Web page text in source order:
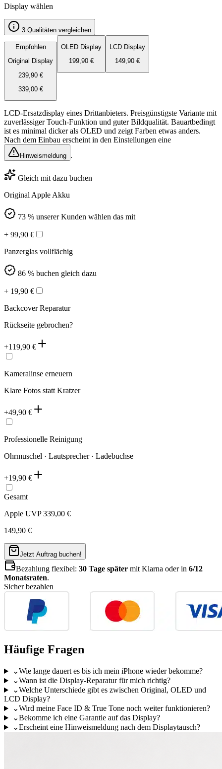
Display wählen
3 Qualitäten vergleichen
Empfohlen
Original Display
239,90€
339,00€
OLED Display
199,90 €
LCD Display
149,90 €
LCD-Ersatzdisplay eines Drittanbieters. Preisgünstigste Variante mit
zuverlässiger Touch-Funktion und guter Bildqualität. Bauartbedingt
ist es minimal dicker als OLED und zeigt Farben etwas anders.
Nach dem Einbau erscheint in den Einstellungen eine
Hinweismeldung .
Gleich mit dazu buchen
Original Apple Akku
73 % unserer Kunden wählen das mit
+ 99,90 €
Panzerglas vollflächig
86 % buchen gleich dazu
+ 19,90 €
Backcover Reparatur
Rückseite gebrochen?
+119,90 €
Kameralinse erneuern
Klare Fotos statt Kratzer
+49,90 €
Professionelle Reinigung
Ohrmuschel · Lautsprecher · Ladebuchse
+19,90 €
Gesamt
Apple UVP339,00 €
149,90 €
Jetzt Auftrag buchen!
Bezahlung flexibel: 30 Tage später mit Klarna oder in 6/12
Monatsraten.
Sicher bezahlen
Häufige Fragen
⌄Wie lange dauert es bis ich mein iPhone wieder bekomme?
⌄Wann ist die Display-Reparatur für mich richtig?
⌄Welche Unterschiede gibt es zwischen Original, OLED und
LCD Display?
⌄Wird meine Face ID & True Tone noch weiter funktionieren?
⌄Bekomme ich eine Garantie auf das Display?
⌄Erscheint eine Hinweismeldung nach dem Displaytausch?